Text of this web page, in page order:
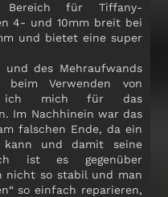
für Tiffany-
4- und 10mm breit bei
und bietet eine super
und des Mehraufwands
beim Verwenden von
ich mich für das
Im Nachhinein war das
falschen Ende, da ein
kann und damit seine
ist es gegenüber
nicht so stabil und man
so einfach reparieren,